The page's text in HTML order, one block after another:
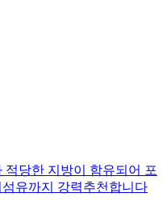
당한 지방이 함유되어 포
유까지 강력추천합니다